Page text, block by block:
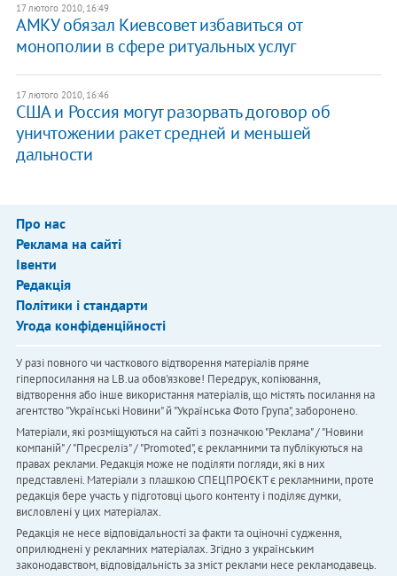
17 лютого 2010, 16:49
АМКУ обязал Киевсовет избавиться от
монополии в сфере ритуальных услуг
17 лютого 2010, 16:46
США и Россия могут разорвать договор об
уничтожении ракет средней и меньшей
дальности
Про нас
Реклама на сайті
Івенти
Редакція
Політики і стандарти
Угода конфіденційності
У разі повного чи часткового відтворення матеріалів пряме
гіперпосилання на LB.ua обов'язкове! Передрук, копіювання,
відтворення або інше використання матеріалів, що містять посилання на
агентство "Українськi Новини" й "Українська Фото Група", заборонено.
Матеріали, які розміщуються на сайті з позначкою "Реклама" / "Новини
компаній" / "Пресреліз" / "Promoted", є рекламними та публікуються на
правах реклами. Редакція може не поділяти погляди, які в них
представлені. Матеріали з плашкою СПЕЦПРОЄКТ є рекламними, проте
редакція бере участь у підготовці цього контенту і поділяє думки,
висловлені у цих матеріалах.
Редакція не несе відповідальності за факти та оціночні судження,
оприлюднені у рекламних матеріалах. Згідно з українським
законодавством, відповідальність за зміст реклами несе рекламодавець.